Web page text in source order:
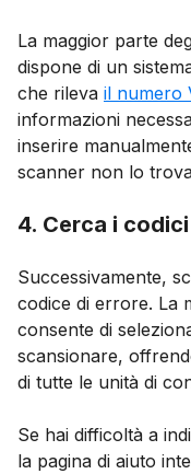
La maggior parte
dispone di un
che rileva il numero
informazioni
inserire
scanner non lo
4. Cerca i
Successivamente,
codice di errore. La
consente di
scansionare,
di tutte le unità di
Se hai difficoltà a
la pagina di aiuto